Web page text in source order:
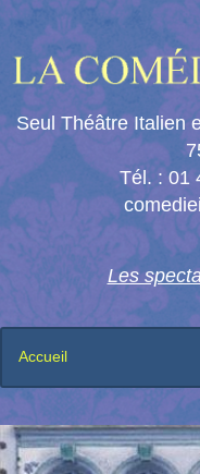
Seul Théâtre Italien
Tél. : 01
Les
Accueil